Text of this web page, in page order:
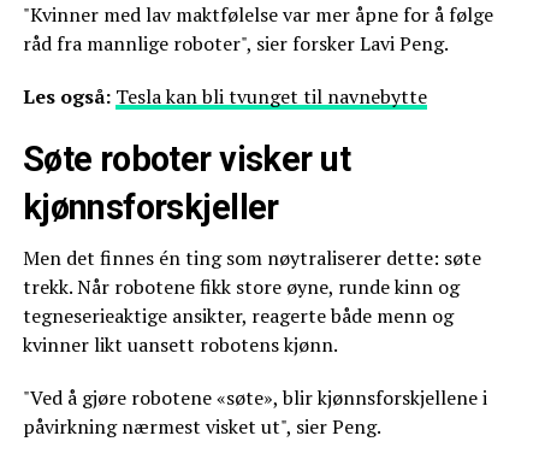
"Kvinner med lav maktfølelse var mer åpne for å følge
råd fra mannlige roboter", sier forsker Lavi Peng.
Les også: Tesla kan bli tvunget til navnebytte
Søte roboter visker ut
kjønnsforskjeller
Men det finnes én ting som nøytraliserer dette: søte
trekk. Når robotene fikk store øyne, runde kinn og
tegneserieaktige ansikter, reagerte både menn og
kvinner likt uansett robotens kjønn.
"Ved å gjøre robotene «søte», blir kjønnsforskjellene i
påvirkning nærmest visket ut", sier Peng.